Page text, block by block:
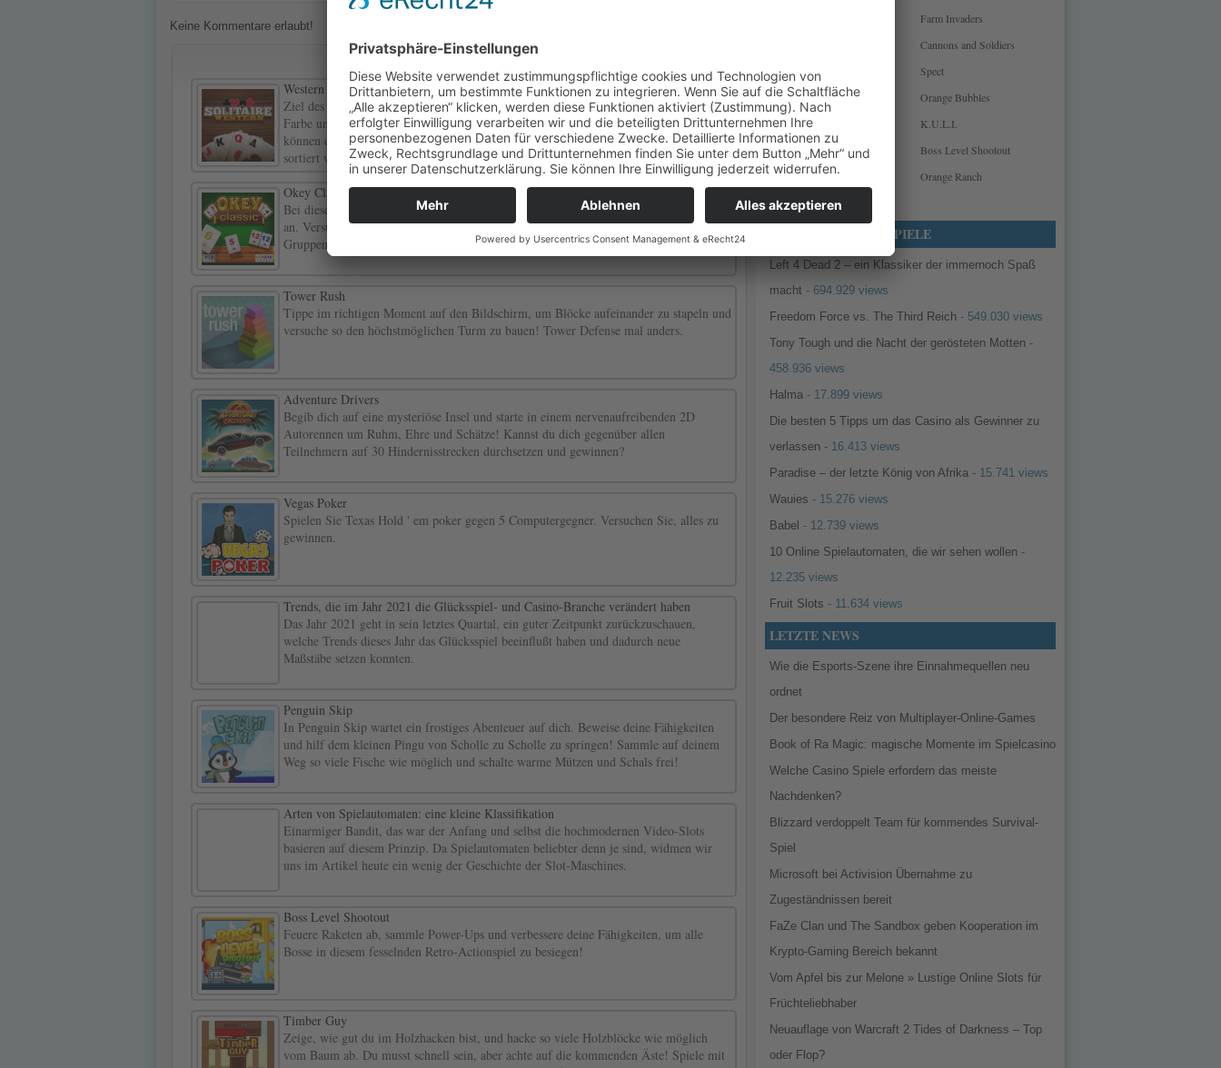
Keine Kommentare erlaubt!
MEHR SPIELE
Western Solitaire
Ziel des Spiels ist es, alle Karten auf die vier Grundstapel zu bringen, sortiert nach
Farbe und Rang in aufsteigender Reihenfolge von Ass bis König. Auf dem Spielfeld
können die Karten nur in absteigender Reihenfolge abwechselnd mit den Farben
sortiert werden.
Okey Classic
Bei diesem Klassiker kommt es vor allem auf die richtige Strategie und Konzentration
an. Versuche mit deinen Spielsteinen als Erster eine Gewinnhand bestehen aus Serien,
Gruppen oder 7 Paaren zu bilden!
Tower Rush
Tippe im richtigen Moment auf den Bildschirm, um Blöcke aufeinander zu stapeln und
versuche so den höchstmöglichen Turm zu bauen! Tower Defense mal anders.
Adventure Drivers
Begib dich auf eine mysteriöse Insel und starte in einem nervenaufreibenden 2D
Autorennen um Ruhm, Ehre und Schätze! Kannst du dich gegenüber allen
Teilnehmern auf 30 Hindernisstrecken durchsetzen und gewinnen?
Vegas Poker
Spielen Sie Texas Hold ' em poker gegen 5 Computergegner. Versuchen Sie, alles zu
gewinnen.
Trends, die im Jahr 2021 die Glücksspiel- und Casino-Branche verändert haben
Das Jahr 2021 geht in sein letztes Quartal, ein guter Zeitpunkt zurückzuschauen,
welche Trends dieses Jahr das Glücksspiel beeinflußt haben und dadurch neue
Maßstäbe setzen konnten.
Penguin Skip
In Penguin Skip wartet ein frostiges Abenteuer auf dich. Beweise deine Fähigkeiten
und hilf dem kleinen Pingu von Scholle zu Scholle zu springen! Sammle auf deinem
Weg so viele Fische wie möglich und schalte warme Mützen und Schals frei!
Arten von Spielautomaten: eine kleine Klassifikation
Einarmiger Bandit, das war der Anfang und selbst die hochmodernen Video-Slots
basieren auf diesem Prinzip. Da Spielautomaten beliebter denn je sind, widmen wir
uns im Artikel heute ein wenig der Geschichte der Slot-Maschines.
Boss Level Shootout
Feuere Raketen ab, sammle Power-Ups und verbessere deine Fähigkeiten, um alle
Bosse in diesem fesselnden Retro-Actionspiel zu besiegen!
Timber Guy
Zeige, wie gut du im Holzhacken bist, und hacke so viele Holzblöcke wie möglich
vom Baum ab. Du musst schnell sein, aber achte auf die kommenden Äste! Spiele mit
Farm Invaders
Cannons and Soldiers
Spect
Orange Bubbles
K.U.L.I.
Boss Level Shootout
Orange Ranch
Hundespiele
News
Rennspiele
Shooter
Sport
Strategie
MEIST GESPIELTE SPIELE
Left 4 Dead 2 – ein Klassiker der immernoch Spaß
macht - 694.929 views
Freedom Force vs. The Third Reich - 549.030 views
Tony Tough und die Nacht der gerösteten Motten -
458.936 views
Halma - 17.899 views
Die besten 5 Tipps um das Casino als Gewinner zu
verlassen - 16.413 views
Paradise – der letzte König von Afrika - 15.741 views
Wauies - 15.276 views
Babel - 12.739 views
10 Online Spielautomaten, die wir sehen wollen -
12.235 views
Fruit Slots - 11.634 views
LETZTE NEWS
Wie​‍​‌‍​‍‌ die Esports-Szene ihre Einnahmequellen neu
ordnet
Der besondere Reiz von Multiplayer-Online-Games
Book of Ra Magic: magische Momente im Spielcasino
Welche Casino Spiele erfordern das meiste
Nachdenken?
Blizzard verdoppelt Team für kommendes Survival-
Spiel
Microsoft bei Activision Übernahme zu
Zugeständnissen bereit
FaZe Clan und The Sandbox geben Kooperation im
Krypto-Gaming Bereich bekannt
Vom Apfel bis zur Melone » Lustige Online Slots für
Früchteliebhaber
Neuauflage von Warcraft 2 Tides of Darkness – Top
oder Flop?